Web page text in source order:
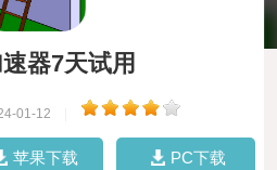
器7天试用
01-12
苹果下载 PC下载